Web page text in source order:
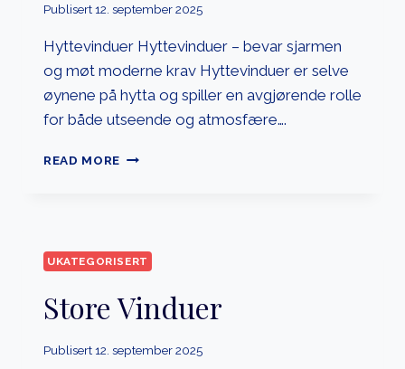
Publisert12. september 2025
Hyttevinduer Hyttevinduer – bevar sjarmen
og møt moderne krav Hyttevinduer er selve
øynene på hytta og spiller en avgjørende rolle
for både utseende og atmosfære….
READ MORE HYTTEVINDUER
UKATEGORISERT
Store Vinduer
Publisert12. september 2025